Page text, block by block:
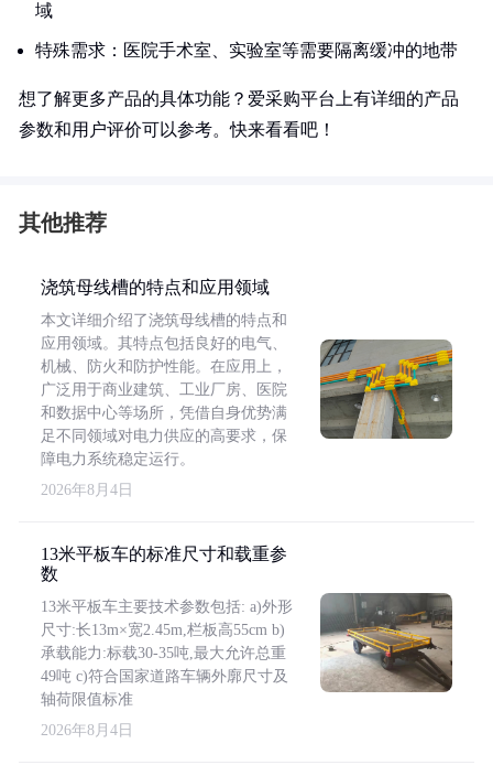
域
特殊需求：医院手术室、实验室等需要隔离缓冲的地带
想了解更多产品的具体功能？爱采购平台上有详细的产品
参数和用户评价可以参考。快来看看吧！
其他推荐
浇筑母线槽的特点和应用领域
本文详细介绍了浇筑母线槽的特点和
应用领域。其特点包括良好的电气、
机械、防火和防护性能。在应用上，
广泛用于商业建筑、工业厂房、医院
和数据中心等场所，凭借自身优势满
足不同领域对电力供应的高要求，保
障电力系统稳定运行。
2026年8月4日
13米平板车的标准尺寸和载重参
数
13米平板车主要技术参数包括: a)外形
尺寸:长13m×宽2.45m,栏板高55cm b)
承载能力:标载30-35吨,最大允许总重
49吨 c)符合国家道路车辆外廓尺寸及
轴荷限值标准
2026年8月4日